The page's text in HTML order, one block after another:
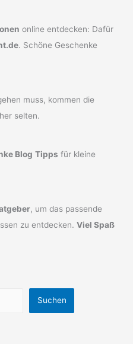
online entdecken: Dafür
. Schöne Geschenke
muss, kommen die
selten.
Blog Tipps für kleine
, um das passende
zu entdecken.Viel Spaß
Suchen